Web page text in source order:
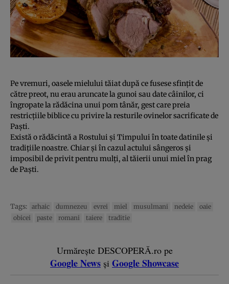
Pe vremuri, oasele mielului tăiat după ce fusese sfinţit de
către preot, nu erau aruncate la gunoi sau date câinilor, ci
îngropate la rădăcina unui pom tânăr, gest care preia
restricţiile biblice cu privire la resturile ovinelor sacrificate de
Paşti.
Există o rădăcintă a Rostului şi Timpului în toate datinile şi
tradiţiile noastre. Chiar şi în cazul actului sângeros şi
imposibil de privit pentru mulţi, al tăierii unui miel în prag
de Paşti.
Tags: arhaic dumnezeu evrei miel musulmani nedeie
oaie
obicei
paste romani taiere traditie
Urmărește DESCOPERĂ.ro pe
Google News și Google Showcase